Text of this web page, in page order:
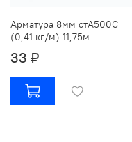
Арматура 8мм стА500С
(0,41 кг/м) 11,75м
33 ₽